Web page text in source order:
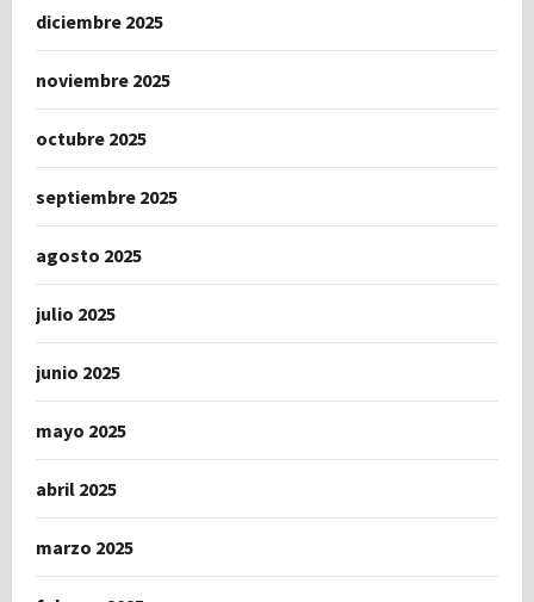
diciembre 2025
noviembre 2025
octubre 2025
septiembre 2025
agosto 2025
julio 2025
junio 2025
mayo 2025
abril 2025
marzo 2025